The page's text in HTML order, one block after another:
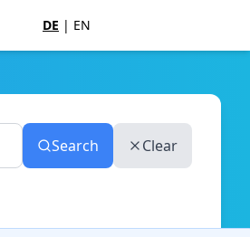
DE | EN
Search Clear